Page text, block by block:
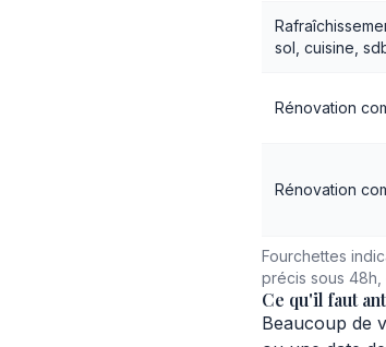
sol, cuisine,
Rénovation
Rénovation
Fourchettes
précis sous
Ce qu'il faut
Beaucoup de